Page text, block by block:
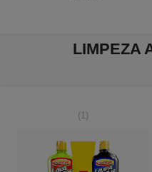
LIMPEZA
(1)